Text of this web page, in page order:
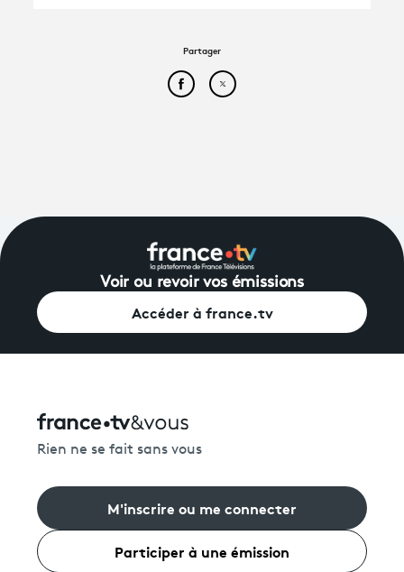
Partager
Partager cet article sur
Partager cet article sur
Voir ou revoir vos émissions
Accéder à france.tv
Rien ne se fait sans vous
M'inscrire ou me connecter
Participer à une émission